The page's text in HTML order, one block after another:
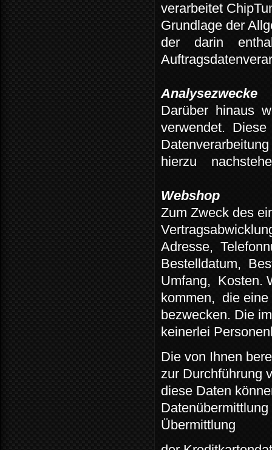
verarbeitet
Grundlage der
der
darin
Analysezwecke
Darüber hinaus
verwendet. Diese
Datenverarbeitung
hierzu
Webshop
Zum Zweck des
Adresse,
Bestelldatum,
Umfang, Kosten.
kommen, die
bezwecken. Die
keinerlei
Die von Ihnen
zur Durchführung
diese Daten
Übermittlung